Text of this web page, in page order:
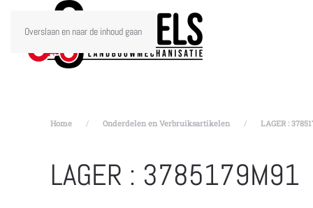
Overslaan en naar de inhoud gaan
Home Onderdelen en Verbruiksartikelen LAGER :
LAGER : 3785179M91